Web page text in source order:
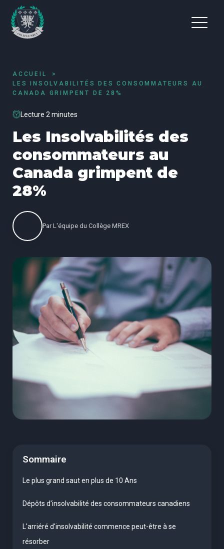
ACCUEIL
LES INSOLVABILITÉS DES CONSOMMATEURS AU
CANADA GRIMPENT DE 28%
Lecture 2 minutes
Les Insolvabilités des
consommateurs au
Canada grimpent de
28%
Par L'équipe du Collège MREX
Sommaire
Le plus grand saut en plus de 10 Ans
Dépôts d'insolvabilité des consommateurs canadiens
L'arriéré d'insolvabilité commence peut-être à se
résorber